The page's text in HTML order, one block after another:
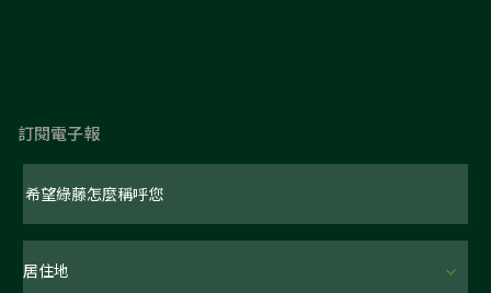
訂閱電子報